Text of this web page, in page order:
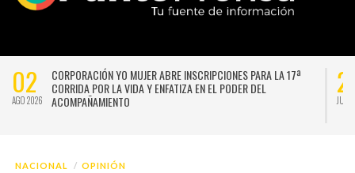
02
AGO 2026
CORPORACIÓN YO MUJER ABRE INSCRIPCIONES PARA LA 17ª
CORRIDA POR LA VIDA Y ENFATIZA EN EL PODER DEL
ACOMPAÑAMIENTO
JUL
NACIONAL OPINIÓN